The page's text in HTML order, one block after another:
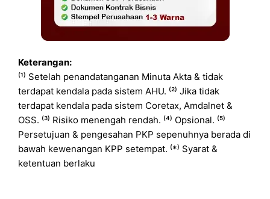
Keterangan:
⁽¹⁾ Setelah penandatanganan Minuta Akta & tidak
terdapat kendala pada sistem AHU. ⁽²⁾ Jika tidak
terdapat kendala pada sistem Coretax, Amdalnet &
OSS. ⁽³⁾ Risiko menengah rendah. ⁽⁴⁾ Opsional. ⁽⁵⁾
Persetujuan & pengesahan PKP sepenuhnya berada di
bawah kewenangan KPP setempat. ⁽*⁾ Syarat &
ketentuan berlaku